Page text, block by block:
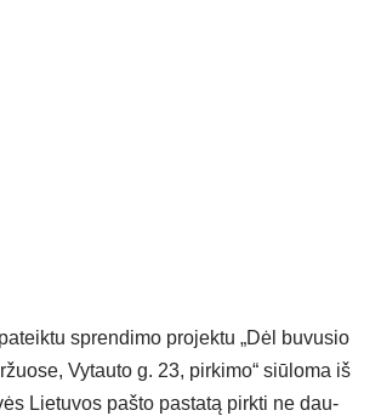
spren­di­mo pro­jek­tu „Dėl bu­vu­sio
Vy­tau­to g. 23, pir­ki­mo“ siū­lo­ma iš
Lie­tu­vos pa­što pa­sta­tą pirk­ti ne dau­